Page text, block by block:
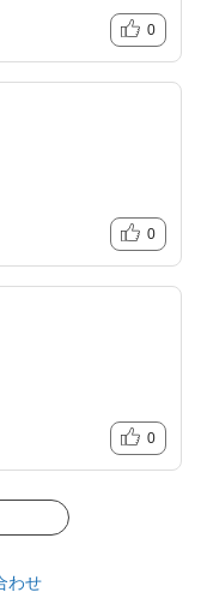
0
0
0
わせ